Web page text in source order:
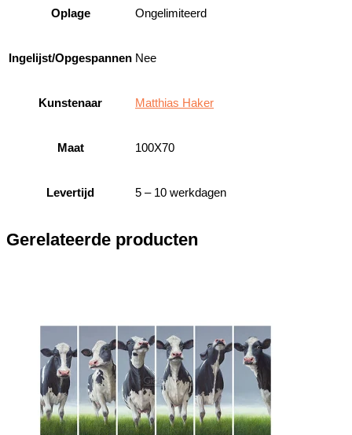
Oplage Ongelimiteerd
Ingelijst/Opgespannen Nee
Kunstenaar Matthias Haker
Maat 100X70
Levertijd 5 – 10 werkdagen
Gerelateerde producten